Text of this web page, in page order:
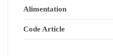
Alimentation
Code Article